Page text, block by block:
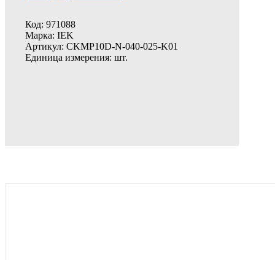
Код: 971088
Марка: IEK
Артикул: CKMP10D-N-040-025-K01
Единица измерения: шт.